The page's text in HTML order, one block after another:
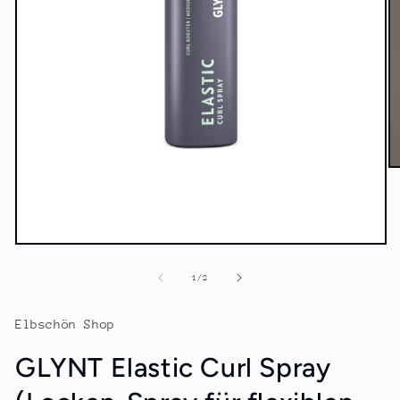
Medien
1/von
2
Elbschön Shop
GLYNT Elastic Curl Spray